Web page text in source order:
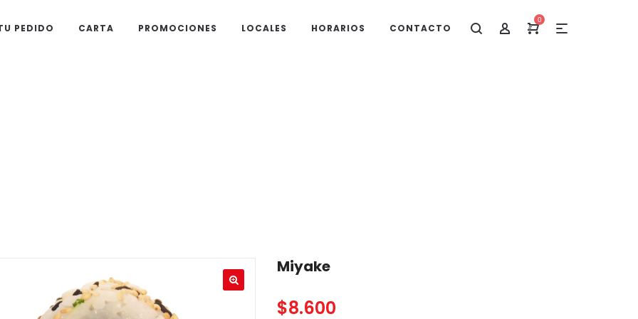
0
PEDIDO CARTA PROMOCIONES LOCALES HORARIOS CONTACTO
Miyake
$8.600